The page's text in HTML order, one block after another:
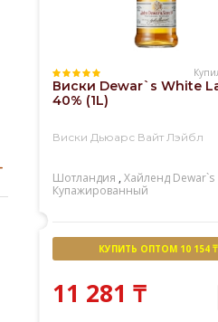
Виски Dewar`s White
40% (1L)
Виски Дьюарс Вайт Лэйбл
Шотландия ,Хайленд Dewar`s
Купажированный
КУПИТЬ ОПТОМ 10 154 ₸
11 281₸